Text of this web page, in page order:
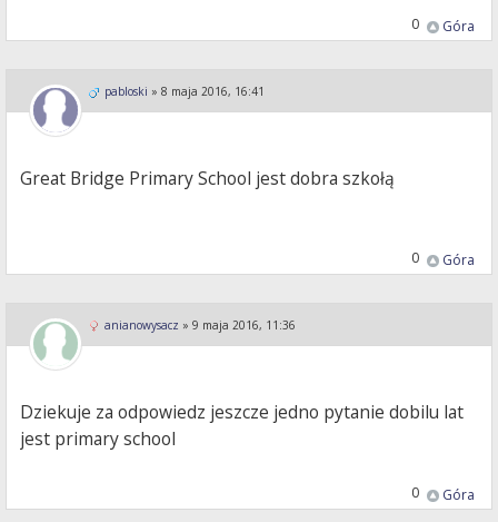
Góra
0
pabloski » 8 maja 2016, 16:41
Great Bridge Primary School jest dobra szkołą
Góra
0
anianowysacz » 9 maja 2016, 11:36
Dziekuje za odpowiedz jeszcze jedno pytanie dobilu lat
jest primary school
Góra
0